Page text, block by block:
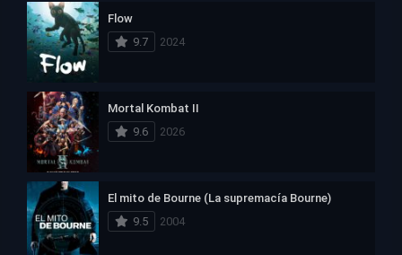
Flow
9.7
2024
Mortal Kombat II
9.6
2026
El mito de Bourne (La supremacía Bourne)
9.5
2004